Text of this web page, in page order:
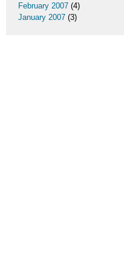
February 2007 (4)
January 2007 (3)